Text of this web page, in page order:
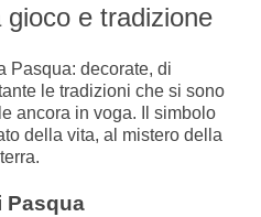
e tradizione
Pasqua: decorate, di
le tradizioni che si sono
ancora in voga. Il simbolo
della vita, al mistero della
Pasqua